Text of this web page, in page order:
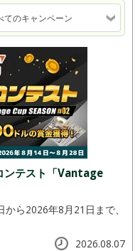
テスト「Vantage
ら2026年8月21日まで、
2026.08.07